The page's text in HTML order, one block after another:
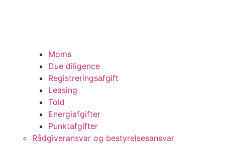
Moms
Due diligence
Registreringsafgift
Leasing
Told
Energiafgifter
Punktafgifter
Rådgiveransvar og bestyrelsesansvar